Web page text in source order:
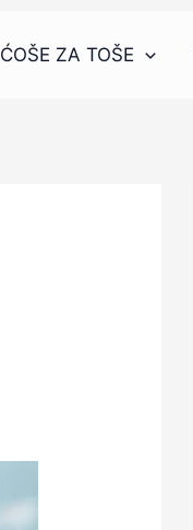
ĆOŠE ZA TOŠE